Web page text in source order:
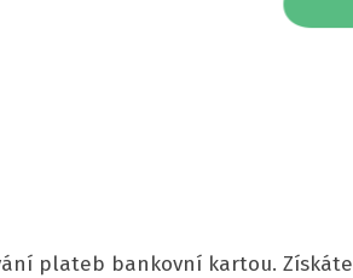
plateb bankovní kartou. Získáte